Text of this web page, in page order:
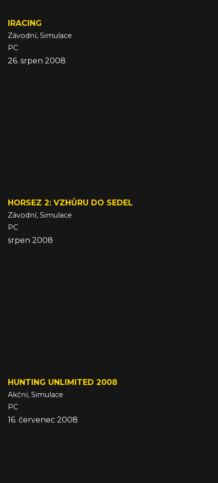
IRACING
Závodní, Simulace
PC
26. srpen 2008
HORSEZ 2: VZHŮRU DO SEDEL
Závodní, Simulace
PC
srpen 2008
HUNTING UNLIMITED 2008
Akční, Simulace
PC
16. červenec 2008